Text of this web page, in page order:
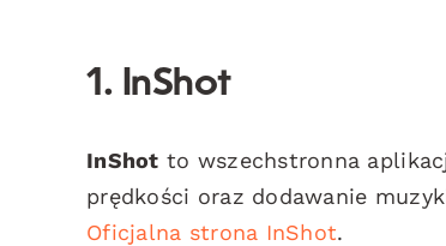
1. InShot
InShot to wszechstronna
prędkości oraz dodawanie
Oficjalna strona InShot.